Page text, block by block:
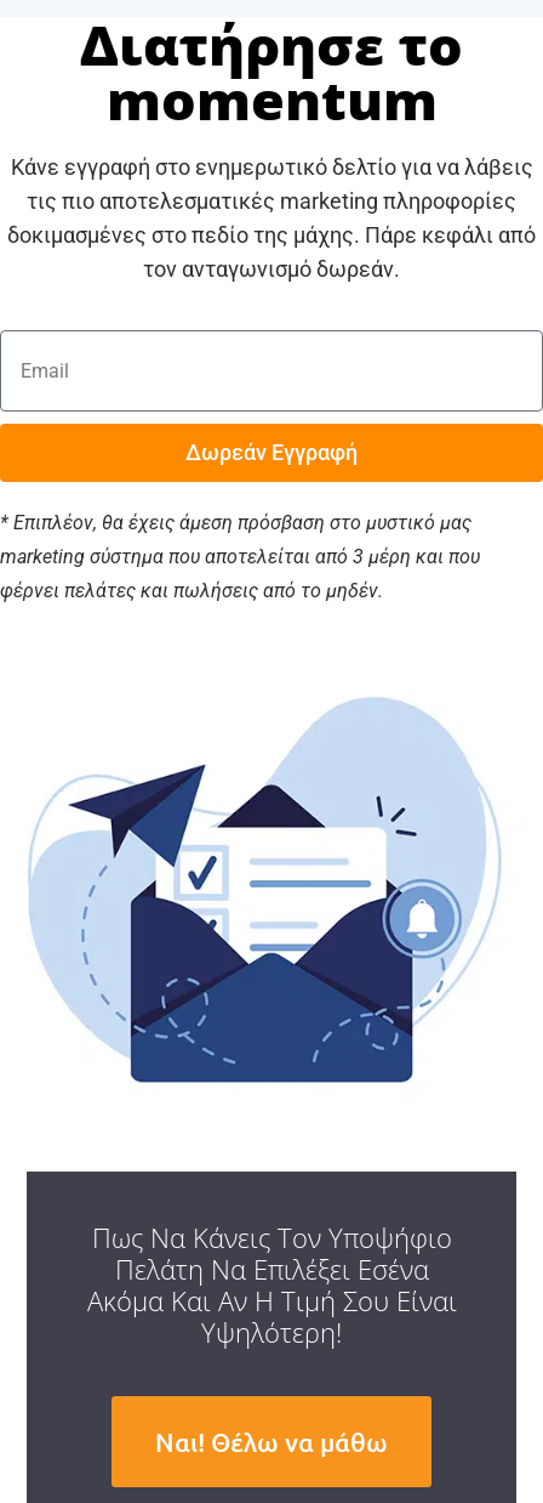
Διατήρησε το
momentum
Κάνε εγγραφή στο ενημερωτικό δελτίο για να λάβεις
τις πιο αποτελεσματικές marketing πληροφορίες
δοκιμασμένες στο πεδίο της μάχης. Πάρε κεφάλι από
τον ανταγωνισμό δωρεάν.
Δωρεάν Εγγραφή
* Επιπλέον, θα έχεις άμεση πρόσβαση στο μυστικό μας
marketing σύστημα που αποτελείται από 3 μέρη και που
φέρνει πελάτες και πωλήσεις από το μηδέν.
Πως Να Κάνεις Τον Υποψήφιο
Πελάτη Να Επιλέξει Εσένα
Ακόμα Και Αν Η Τιμή Σου Είναι
Υψηλότερη!
Ναι! Θέλω να μάθω